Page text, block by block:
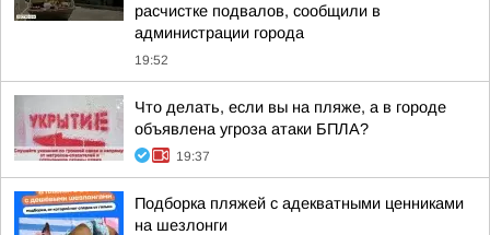
расчистке подвалов, сообщили в
администрации города
19:52
Что делать, если вы на пляже, а в городе
объявлена угроза атаки БПЛА?
19:37
Подборка пляжей с адекватными ценниками
на шезлонги